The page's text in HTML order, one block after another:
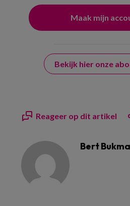
Bekijk hier onze
Reageer op dit artikel
Bert